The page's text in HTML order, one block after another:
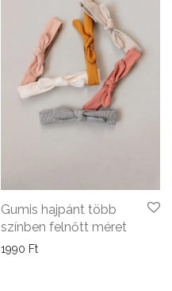
Gumis hajpánt több
színben felnőtt méret
1990 Ft